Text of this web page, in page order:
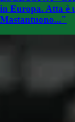
in Europa. Atta è
Mastantuono..."